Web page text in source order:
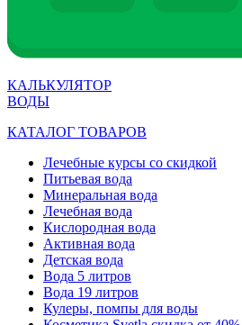
КАЛЬКУЛЯТОР
ВОДЫ
КАТАЛОГ ТОВАРОВ
Лечебные курсы со скидкой
Питьевая вода
Минеральная вода
Лечебная вода
Кислородная вода
Активная вода
Детская вода
Вода 5 литров
Вода 19 литров
Кулеры, помпы для воды